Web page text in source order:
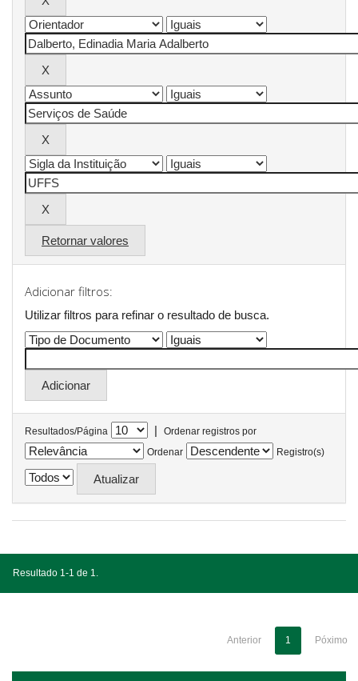
Retornar valores
Adicionar filtros:
Utilizar filtros para refinar o resultado de busca.
Resultados/Página |
Ordenar registros por
Ordenar
Registro(s)
Resultado 1-1 de 1.
Anterior 1 Póximo